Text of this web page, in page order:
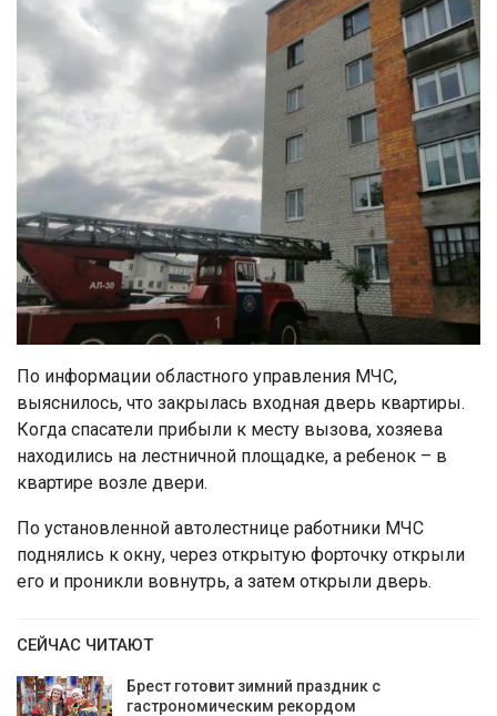
По информации областного управления МЧС,
выяснилось, что закрылась входная дверь квартиры.
Когда спасатели прибыли к месту вызова, хозяева
находились на лестничной площадке, а ребенок – в
квартире возле двери.
По установленной автолестнице работники МЧС
поднялись к окну, через открытую форточку открыли
его и проникли вовнутрь, а затем открыли дверь.
СЕЙЧАС ЧИТАЮТ
Брест готовит зимний праздник с
гастрономическим рекордом